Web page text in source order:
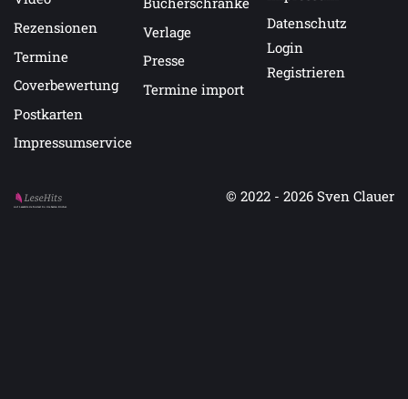
Rezensionen
Termine
Coverbewertung
Postkarten
Impressumservice
Verlage
Presse
Termine import
Datenschutz
Login
Registrieren
Auf LeseHits.de findest Du die besten Bücher.
© 2022 - 2026 Sven Clauer